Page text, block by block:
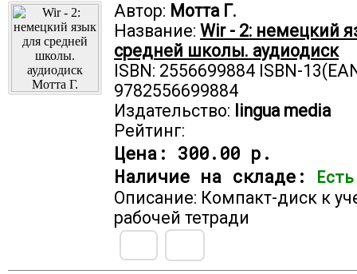
Автор: Мотта Г.
Название: Wir - 2: немецкий
средней школы. аудиодиск
ISBN: 2556699884 ISBN-
9782556699884
Издательство: lingua media
Рейтинг:
Цена: 300.00 р.
Наличие на складе:
Описание: Компакт-диск к
рабочей тетради